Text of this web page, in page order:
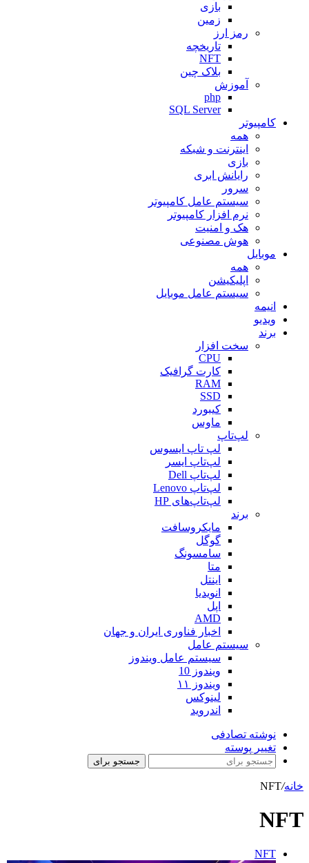
بازی
زمین
رمز ارز
تاریخچه
NFT
بلاک چین
آموزش
php
SQL Server
کامپیوتر
همه
اینترنت و شبکه
بازی
رایانش ابری
سرور
سیستم عامل کامپیوتر
نرم افزار کامپیوتر
هک و امنیت
هوش مصنوعی
موبایل
همه
اپلیکیشن
سیستم عامل موبایل
انیمه
ویدیو
برند
سخت افزار
CPU
کارت گرافیک
RAM
SSD
کیبورد
ماوس
لپ‌تاپ
لپ تاپ ایسوس
لپ‌تاپ ایسر
لپ‌تاپ Dell
لپ‌تاپ Lenovo
لپ‌تاپ‌های HP
برند
مایکروسافت
گوگل
سامسونگ
متا
اینتل
انویدیا
اپل
AMD
اخبار فناوری ایران و جهان
سیستم عامل
سیستم عامل ویندوز
ویندوز 10
ویندوز ۱۱
لینوکس
اندروید
نوشته تصادفی
تغییر پوسته
جستجو برای
خانه/
NFT
NFT
NFT